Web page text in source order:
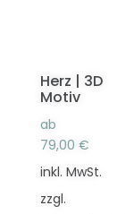
können
auf
gewählt
werden
Herz | 3D
Motiv
ab
79,00 €
inkl. MwSt.
zzgl.